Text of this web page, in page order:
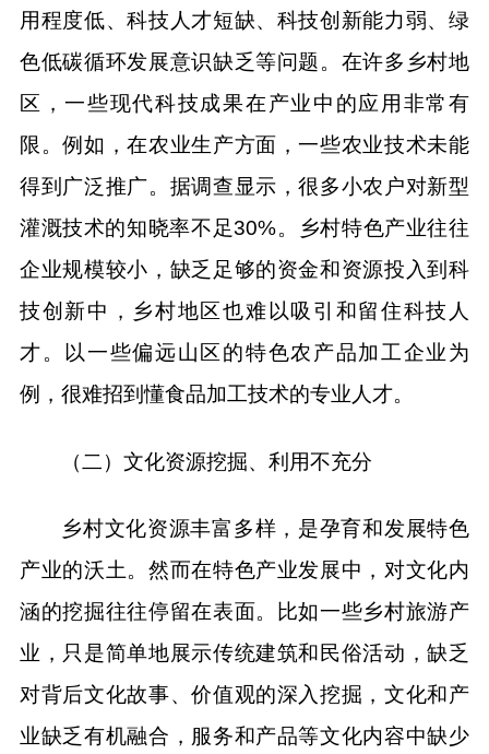
用程度低、科技人才短缺、科技创新能力弱、绿
色低碳循环发展意识缺乏等问题。在许多乡村地
区，一些现代科技成果在产业中的应用非常有
限。例如，在农业生产方面，一些农业技术未能
得到广泛推广。据调查显示，很多小农户对新型
灌溉技术的知晓率不足30%。乡村特色产业往往
企业规模较小，缺乏足够的资金和资源投入到科
技创新中，乡村地区也难以吸引和留住科技人
才。以一些偏远山区的特色农产品加工企业为
例，很难招到懂食品加工技术的专业人才。
（二）文化资源挖掘、利用不充分
乡村文化资源丰富多样，是孕育和发展特色
产业的沃土。然而在特色产业发展中，对文化内
涵的挖掘往往停留在表面。比如一些乡村旅游产
业，只是简单地展示传统建筑和民俗活动，缺乏
对背后文化故事、价值观的深入挖掘，文化和产
业缺乏有机融合，服务和产品等文化内容中缺少